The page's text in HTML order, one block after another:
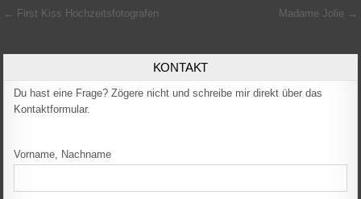
Beitragsnavigation
← First Kiss Hochzeitsfotografen Madame Jolie →
KONTAKT
Du hast eine Frage? Zögere nicht und schreibe mir direkt über das
Kontaktformular.
Vorname, Nachname